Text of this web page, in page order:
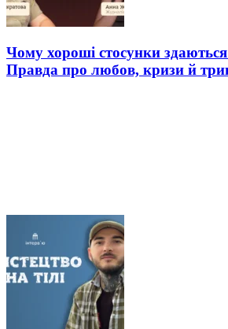
Чому хороші стосунки
Правда про любов, кризи й